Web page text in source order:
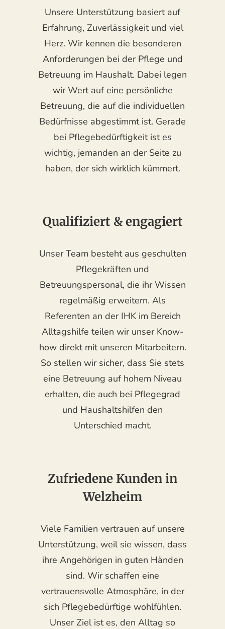
Unsere Unterstützung basiert auf
Erfahrung, Zuverlässigkeit und viel
Herz. Wir kennen die besonderen
Anforderungen bei der Pflege und
Betreuung im Haushalt. Dabei legen
wir Wert auf eine persönliche
Betreuung, die auf die individuellen
Bedürfnisse abgestimmt ist. Gerade
bei Pflegebedürftigkeit ist es
wichtig, jemanden an der Seite zu
haben, der sich wirklich kümmert.
Qualifiziert & engagiert
Unser Team besteht aus geschulten
Pflegekräften und
Betreuungspersonal, die ihr Wissen
regelmäßig erweitern. Als
Referenten an der IHK im Bereich
Alltagshilfe teilen wir unser Know-
how direkt mit unseren Mitarbeitern.
So stellen wir sicher, dass Sie stets
eine Betreuung auf hohem Niveau
erhalten, die auch bei Pflegegrad
und Haushaltshilfen den
Unterschied macht.
Zufriedene Kunden in
Welzheim
Viele Familien vertrauen auf unsere
Unterstützung, weil sie wissen, dass
ihre Angehörigen in guten Händen
sind. Wir schaffen eine
vertrauensvolle Atmosphäre, in der
sich Pflegebedürftige wohlfühlen.
Unser Ziel ist es, den Alltag so